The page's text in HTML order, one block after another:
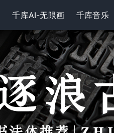
千库AI-无限画 千库音乐